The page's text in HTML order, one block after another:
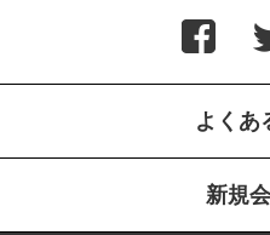
よくあ
新規